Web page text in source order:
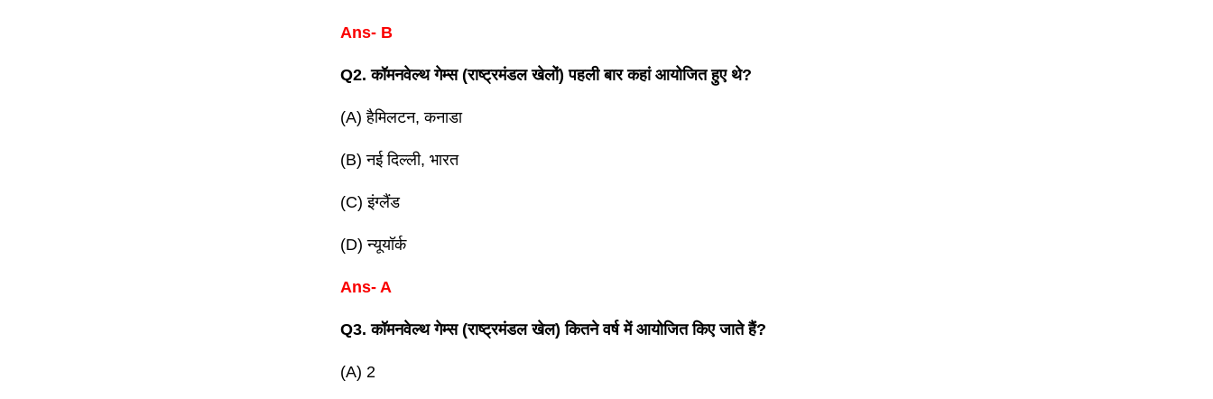
Ans- B
Q2. कॉमनवेल्थ गेम्स (राष्ट्रमंडल खेलों) पहली बार कहां आयोजित हुए थे?
(A) हैमिलटन, कनाडा
(B) नई दिल्ली, भारत
(C) इंग्लैंड
(D) न्यूयॉर्क
Ans- A
Q3. कॉमनवेल्थ गेम्स (राष्ट्रमंडल खेल) कितने वर्ष में आयोजित किए जाते हैं?
(A) 2